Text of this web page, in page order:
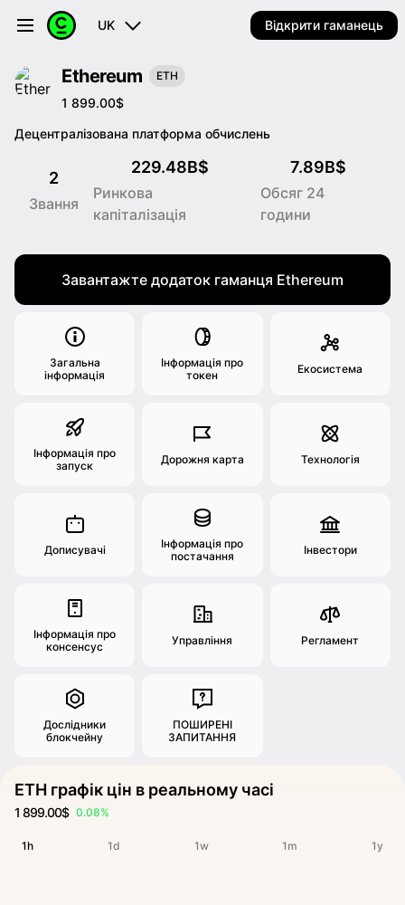
UK Відкрити гаманець
Ethereum ETH
1 899.00$
Децентралізована платформа обчислень
2
Звання
229.48B$
Ринкова
капіталізація
7.89B$
Обсяг 24
години
Завантажте додаток гаманця Ethereum
Загальна
інформація
Інформація про
токен
Екосистема
Інформація про
запуск
Дорожня карта Технологія
Дописувачі
Інформація про
постачання
Інвестори
Інформація про
консенсус
Управління Регламент
Дослідники
блокчейну
ПОШИРЕНІ
ЗАПИТАННЯ
ETH графік цін в реальному часі
1 899.00$ 0.08%
1h 1d 1w 1m 1y